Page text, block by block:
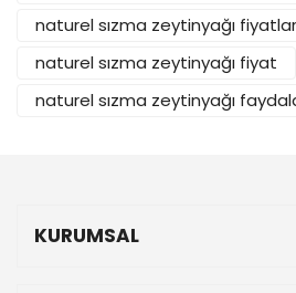
naturel sızma zeytinyağı
naturel sızma zeytinyağı fiyat
naturel sızma zeytinyağı
KURUMSAL